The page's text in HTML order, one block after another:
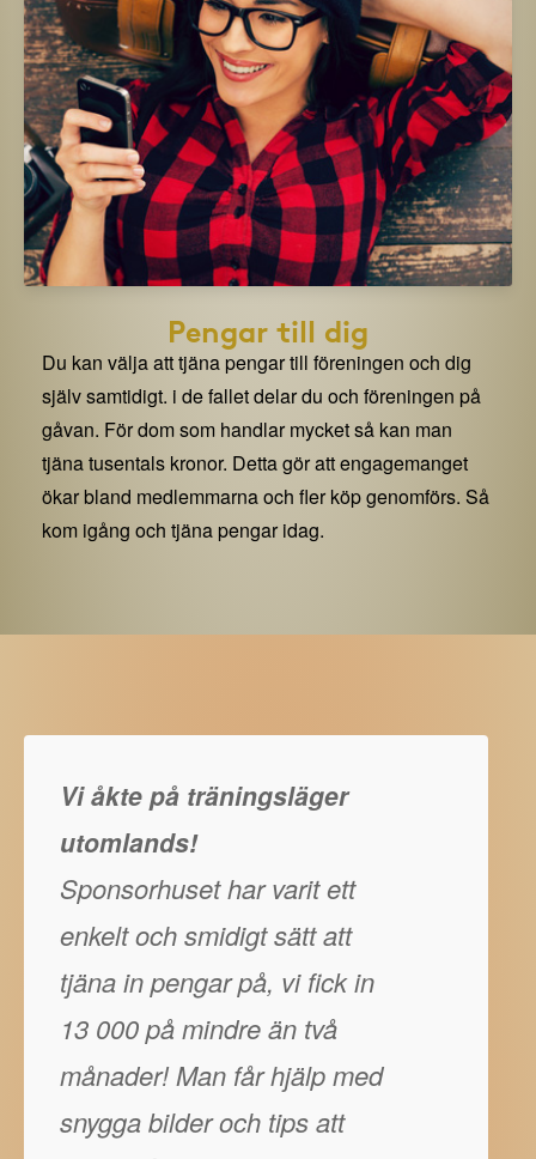
Pengar till dig
Du kan välja att tjäna pengar till föreningen och dig
själv samtidigt. i de fallet delar du och föreningen på
gåvan. För dom som handlar mycket så kan man
tjäna tusentals kronor. Detta gör att engagemanget
ökar bland medlemmarna och fler köp genomförs. Så
kom igång och tjäna pengar idag.
Vi åkte på träningsläger
utomlands!
Sponsorhuset har varit ett
enkelt och smidigt sätt att
tjäna in pengar på, vi fick in
13 000 på mindre än två
månader! Man får hjälp med
snygga bilder och tips att